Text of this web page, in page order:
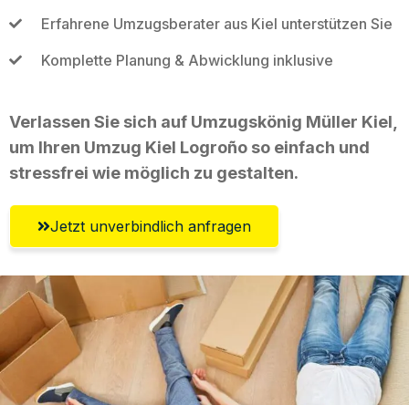
Erfahrene Umzugsberater aus Kiel unterstützen Sie
Komplette Planung & Abwicklung inklusive
Verlassen Sie sich auf Umzugskönig Müller Kiel,
um Ihren Umzug Kiel Logroño so einfach und
stressfrei wie möglich zu gestalten.
Jetzt unverbindlich anfragen